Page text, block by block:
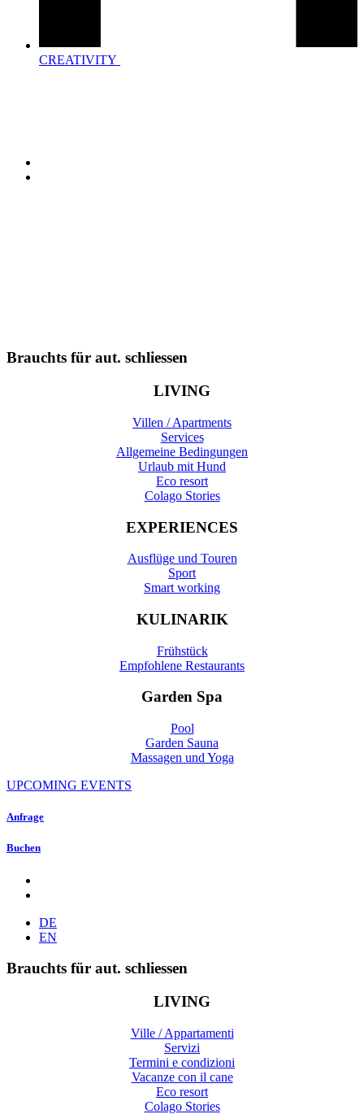
CREATIVITY
Brauchts für aut. schliessen
LIVING
Villen / Apartments
Services
Allgemeine Bedingungen
Urlaub mit Hund
Eco resort
Colago Stories
EXPERIENCES
Ausflüge und Touren
Sport
Smart working
KULINARIK
Frühstück
Empfohlene Restaurants
Garden Spa
Pool
Garden Sauna
Massagen und Yoga
UPCOMING EVENTS
Anfrage
Buchen
DE
EN
Brauchts für aut. schliessen
LIVING
Ville / Appartamenti
Servizi
Termini e condizioni
Vacanze con il cane
Eco resort
Colago Stories